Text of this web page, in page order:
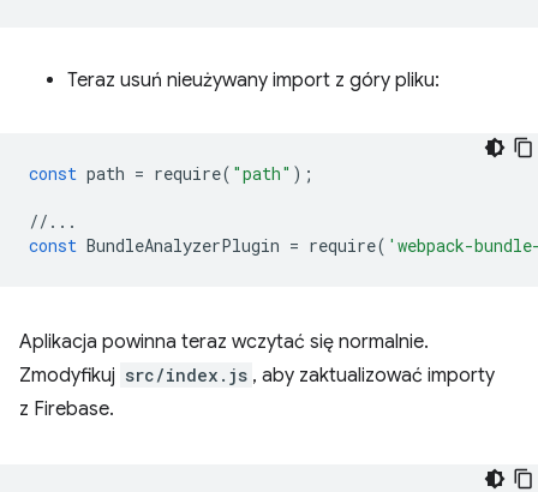
Teraz usuń nieużywany import z góry pliku:
const path = require( "path" );
//...
const BundleAnalyzerPlugin = require( 'webpack-
Aplikacja powinna teraz wczytać się normalnie.
Zmodyfikuj src/index.js , aby zaktualizować importy
z Firebase.